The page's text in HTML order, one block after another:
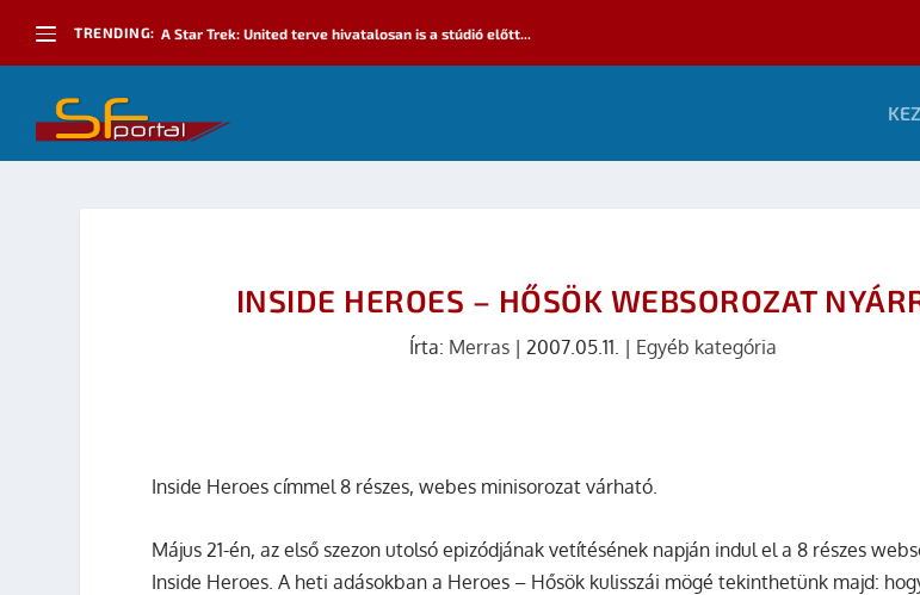
TRENDING: A Star Trek: United terve hivatalosan is a stúdió előtt...
INSIDE HEROES – HŐSÖK WEBSOROZAT
Írta: Merras| 2007.05.11. | Egyéb kategória
Inside Heroes címmel 8 részes, webes minisorozat várható.
Május 21-én, az első szezon utolsó epizódjának vetítésének napján indul el a 8 részes
Inside Heroes. A heti adásokban a Heroes – Hősök kulisszái mögé tekinthetünk majd: